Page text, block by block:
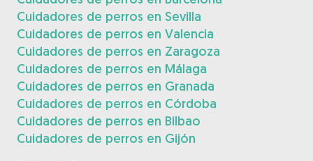
Cuidadores de perros en Sevilla
Cuidadores de perros en Valencia
Cuidadores de perros en Zaragoza
Cuidadores de perros en Málaga
Cuidadores de perros en Granada
Cuidadores de perros en Córdoba
Cuidadores de perros en Bilbao
Cuidadores de perros en Gijón